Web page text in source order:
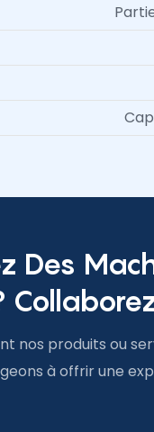
Des
nos produits ou
à offrir une